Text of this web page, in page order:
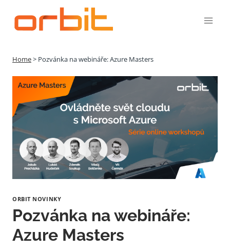
obsah
Home> Pozvánka na webináře: Azure Masters
ORBIT NOVINKY
Pozvánka na webináře:
Azure Masters